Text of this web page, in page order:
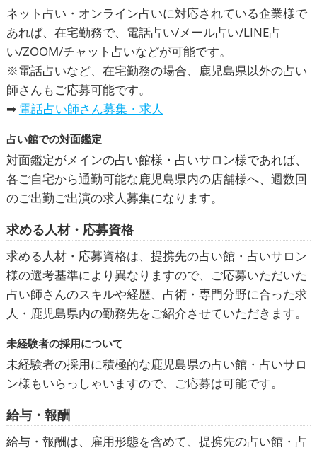
ネット占い・オンライン占いに対応されている企業様で
あれば、在宅勤務で、電話占い/メール占い/LINE占
い/ZOOM/チャット占いなどが可能です。
※電話占いなど、在宅勤務の場合、鹿児島県以外の占い
師さんもご応募可能です。
➡ 電話占い師さん募集・求人
占い館での対面鑑定
対面鑑定がメインの占い館様・占いサロン様であれば、
各ご自宅から通勤可能な鹿児島県内の店舗様へ、週数回
のご出勤ご出演の求人募集になります。
求める人材・応募資格
求める人材・応募資格は、提携先の占い館・占いサロン
様の選考基準により異なりますので、ご応募いただいた
占い師さんのスキルや経歴、占術・専門分野に合った求
人・鹿児島県内の勤務先をご紹介させていただきます。
未経験者の採用について
未経験者の採用に積極的な鹿児島県の占い館・占いサロ
ン様もいらっしゃいますので、ご応募は可能です。
給与・報酬
給与・報酬は、雇用形態を含めて、提携先の占い館・占